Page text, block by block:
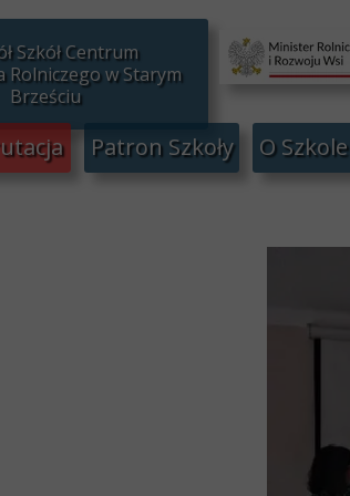
O Szkole
Patron Szkoły
Szkół Centrum
Rolniczego w Starym
Brześciu